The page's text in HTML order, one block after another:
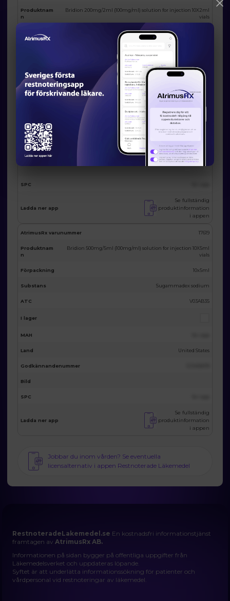
Produktnam
n
Bridion 200mg/2ml (100mg/ml) solution for injection 10X2ml
vials
Sugammadex sodium
I lager
MAH Se i app
United States
Godkännandenummer 123455678
Bild
SPC
Ladda ner app
Se fullständig
produktinformation
i appen
AtrimusRx varunummer 17619
Produktnam
n
Bridion 500mg/5ml (100mg/ml) solution for injection 10X5ml
vials
Förpackning 10x5ml
Substans Sugammadex sodium
ATC V03AB35
I lager
MAH
Land United States
Godkännandenummer
Bild
SPC
Ladda ner app
Se fullständig
produktinformation
i appen
Jobbar du inom vården? Se eventuella
licensalternativ i appen Restnoterade Läkemedel
RestnoteradeLakemedel.se En kostnadsfri informationstjänst
framtagen avAtrimusRx AB.
Informationen på sidan bygger på offentliga uppgifter från
Läkemedelsverket och uppdateras löpande.
Syftet är att underlätta informationssökning för patienter och
vårdpersonal vid restnoteringar av läkemedel.